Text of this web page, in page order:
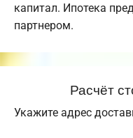
капитал. Ипотека
партнером.
Расчёт
Укажите адрес